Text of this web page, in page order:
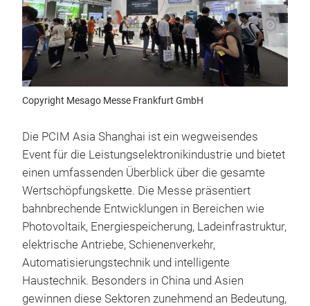
Copyright Mesago Messe Frankfurt GmbH
Die PCIM Asia Shanghai ist ein wegweisendes
Event für die Leistungselektronikindustrie und bietet
einen umfassenden Überblick über die gesamte
Wertschöpfungskette. Die Messe präsentiert
bahnbrechende Entwicklungen in Bereichen wie
Photovoltaik, Energiespeicherung, Ladeinfrastruktur,
elektrische Antriebe, Schienenverkehr,
Automatisierungstechnik und intelligente
Haustechnik. Besonders in China und Asien
gewinnen diese Sektoren zunehmend an Bedeutung,